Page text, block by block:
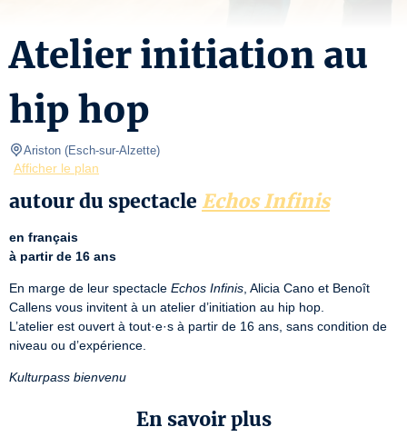
Atelier initiation au
hip hop
Ariston (Esch-sur-Alzette)
Afficher le plan
autour du spectacle Echos Infinis
en français
à partir de 16 ans
En marge de leur spectacle Echos Infinis , Alicia Cano et Benoît
Callens vous invitent à un atelier d’initiation au hip hop.
L’atelier est ouvert à tout·e·s à partir de 16 ans, sans condition de
niveau ou d’expérience.
Kulturpass bienvenu
En savoir plus